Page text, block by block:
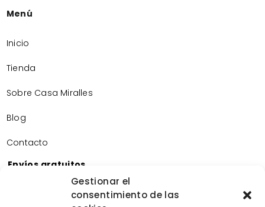
Gestionar el
consentimiento de las
Menú
Inicio
Tienda
Sobre Casa Miralles
Blog
Contacto
Envíos gratuitos
Envíos gratuitos por la compra de más de 60€.
Devoluciones gratuitas